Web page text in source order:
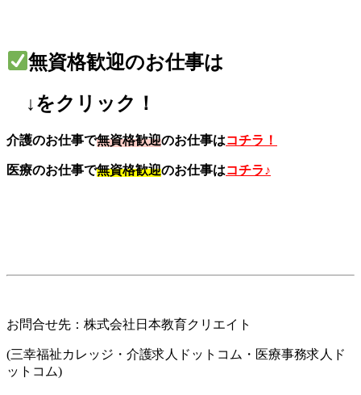
無資格歓迎のお仕事は
↓をクリック！
介護のお仕事で無資格歓迎のお仕事はコチラ！
医療のお仕事で無資格歓迎のお仕事はコチラ♪
お問合せ先：株式会社日本教育クリエイト
(三幸福祉カレッジ・介護求人ドットコム・医療事務求人ド
ットコム)